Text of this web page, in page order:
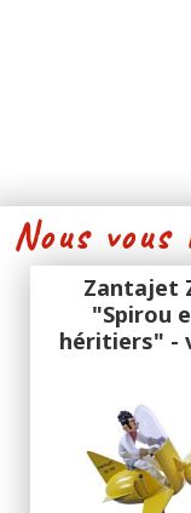
Nous
Zantajet
"Spirou
héritiers" -
Figures &
Garage de